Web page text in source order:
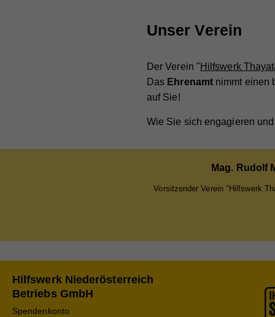
Unser Verein
Der Verein " Hilfswerk
Das Ehrenamt nimmt einen
auf Sie!
Wie Sie sich engagieren
Mag. Rudolf
Vorsitzender Verein "Hilfswerk
Hilfswerk Niederösterreich
Betriebs GmbH
Spendenkonto